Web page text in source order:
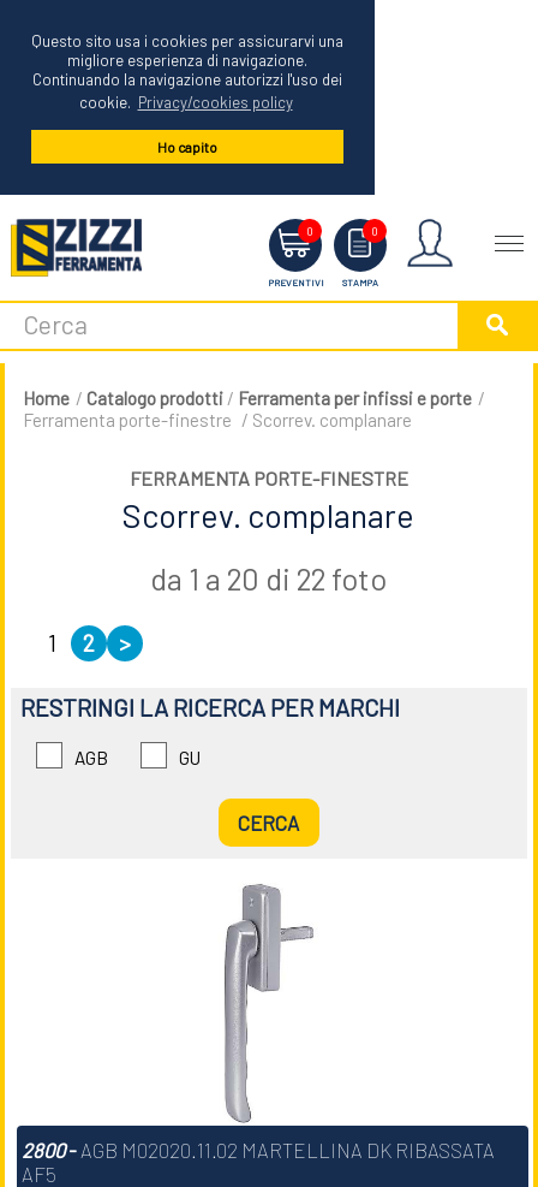
Questo sito usa i cookies per assicurarvi una
migliore esperienza di navigazione.
Continuando la navigazione autorizzi l'uso dei
cookie. Privacy/cookies policy
Ho capito
0
PREVENTIVI
0
STAMPA
Menu
Home / Catalogo prodotti/ Ferramenta per infissi e porte /
Ferramenta porte-finestre / Scorrev. complanare
FERRAMENTA PORTE-FINESTRE
Scorrev. complanare
da 1 a 20 di 22 foto
1 2 >
RESTRINGI LA RICERCA PER MARCHI
AGB GU
2800- AGB M02020.11.02 MARTELLINA DK RIBASSATA
AF5